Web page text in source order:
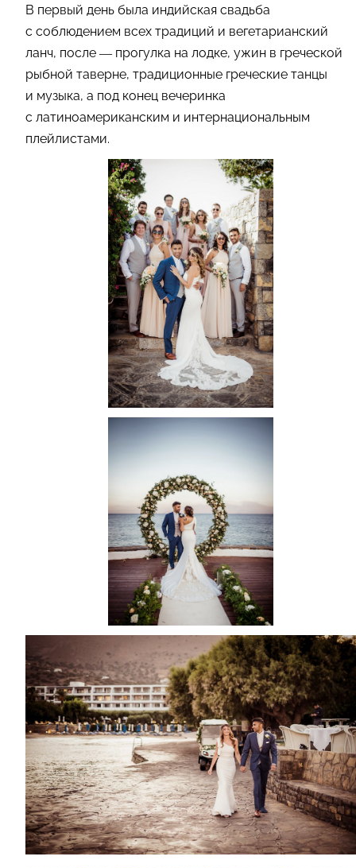
В первый день была индийская свадьба
с соблюдением всех традиций и вегетарианский
ланч, после — прогулка на лодке, ужин в греческой
рыбной таверне, традиционные греческие танцы
и музыка, а под конец вечеринка
с латиноамериканским и интернациональным
плейлистами.